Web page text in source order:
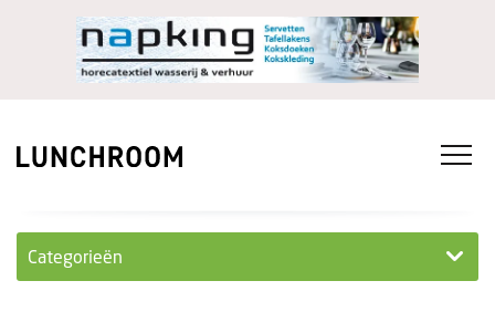
Categorieën